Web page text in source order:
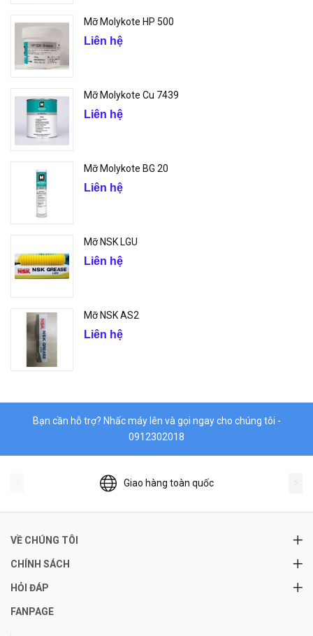
Mỡ Molykote HP 500
Liên hệ
Mỡ Molykote Cu 7439
Liên hệ
Mỡ Molykote BG 20
Liên hệ
Mỡ NSK LGU
Liên hệ
Mỡ NSK AS2
Liên hệ
Bạn cần hỗ trợ? Nhấc máy lên và gọi ngay cho chúng tôi -
0912302018
Giao hàng toàn quốc
VỀ CHÚNG TÔI
CHÍNH SÁCH
HỎI ĐÁP
FANPAGE